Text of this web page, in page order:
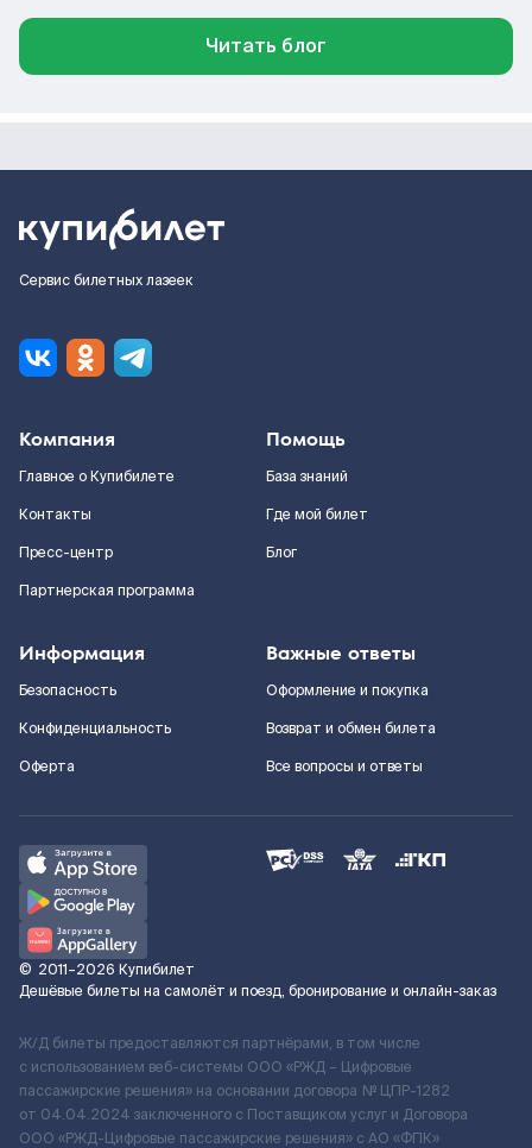
Читать блог
Сервис билетных лазеек
Компания
Главное о Купибилете
Контакты
Пресс-центр
Партнерская программа
Помощь
База знаний
Где мой билет
Блог
Информация
Безопасность
Конфиденциальность
Оферта
Важные ответы
Оформление и покупка
Возврат и обмен билета
Все вопросы и ответы
© 2011–2026 Купибилет
Дешёвые билеты на самолёт и поезд, бронирование и онлайн-заказ
Ж/Д билеты предоставляются партнёрами, в том числе
с использованием веб-системы ООО «РЖД – Цифровые
пассажирские решения» на основании договора № ЦПР-1282
от 04.04.2024 заключенного с Поставщиком услуг и Договора
ООО «РЖД-Цифровые пассажирские решения» c АО «ФПК»